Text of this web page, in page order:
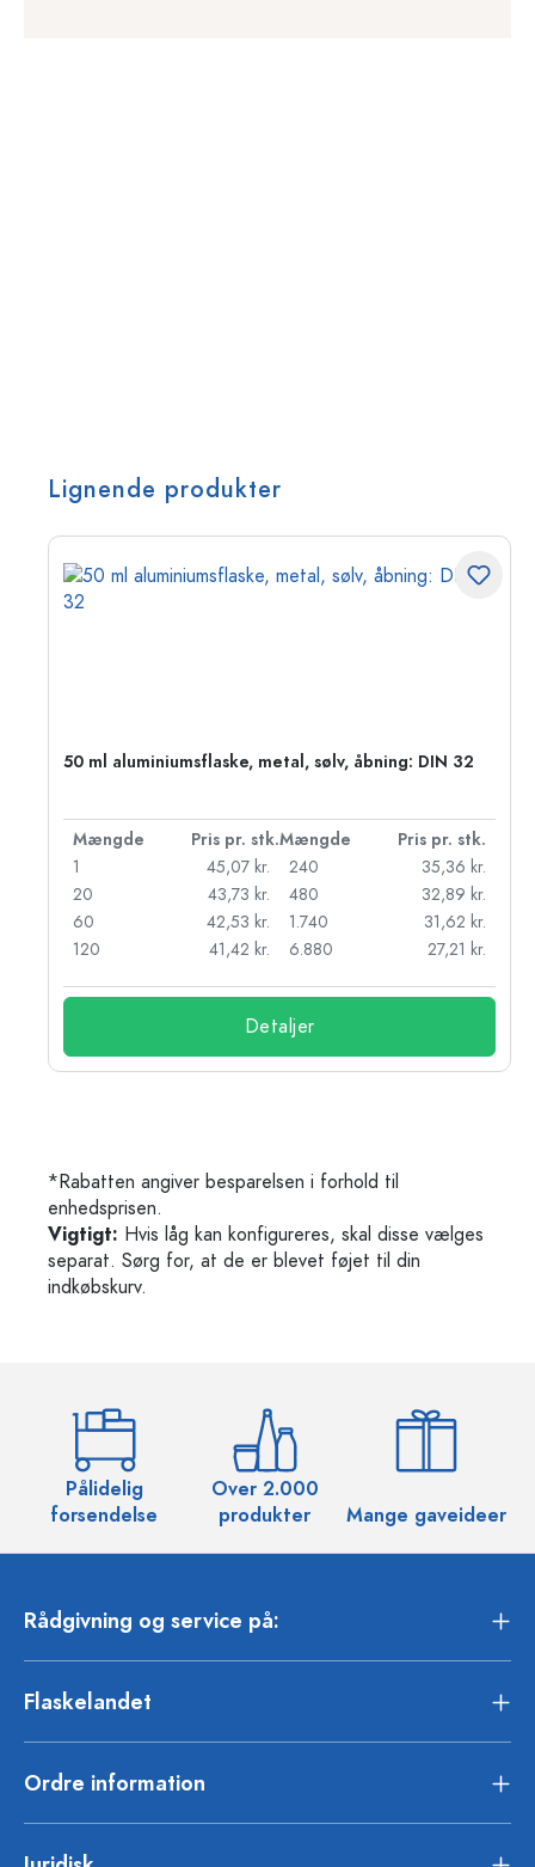
Lignende produkter
50 ml aluminiumsflaske, metal, sølv, åbning: DIN 32
Mængde Pris pr. stk.Mængde
Pris pr. stk.
1
45,07 kr.
20
43,73 kr.
60
42,53 kr.
120
41,42 kr.
240
35,36 kr.
480
32,89 kr.
1.740
31,62 kr.
6.880
27,21 kr.
Detaljer
*Rabatten angiver besparelsen i forhold til
enhedsprisen.
Vigtigt: Hvis låg kan konfigureres, skal disse vælges
separat. Sørg for, at de er blevet føjet til din
indkøbskurv.
Pålidelig
forsendelse
Over 2.000
produkter
Mange gaveideer
Rådgivning og service på:
Flaskelandet
Ordre information